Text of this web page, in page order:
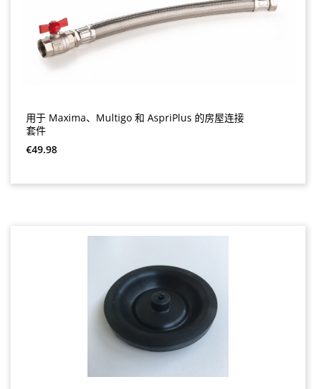
用于 Maxima、Multigo 和 AspriPlus 的房屋连接
套件
Regular price:
€49.98